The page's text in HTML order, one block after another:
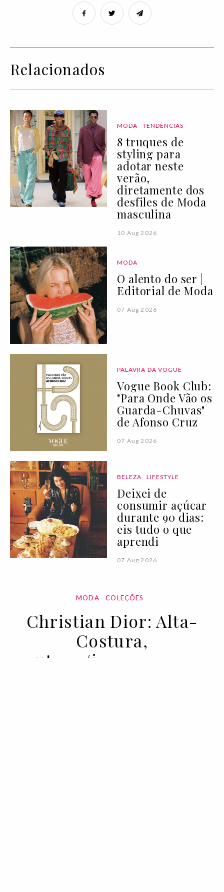
Relacionados
MODA TENDÊNCIAS
8 truques de
styling para
adotar neste
verão,
diretamente dos
desfiles de Moda
masculina
10 Aug 2026
MODA
O alento do ser |
Editorial de Moda
07 Aug 2026
PALAVRA DA VOGUE
Vogue Book Club:
"Para Onde Vão os
Guarda-Chuvas"
de Afonso Cruz
07 Aug 2026
BELEZA LIFESTYLE
Deixei de
consumir açúcar
durante 90 dias:
eis tudo o que
aprendi
07 Aug 2026
MODA COLEÇÕES
Christian Dior: Alta-
Costura,
outono/inverno 2022